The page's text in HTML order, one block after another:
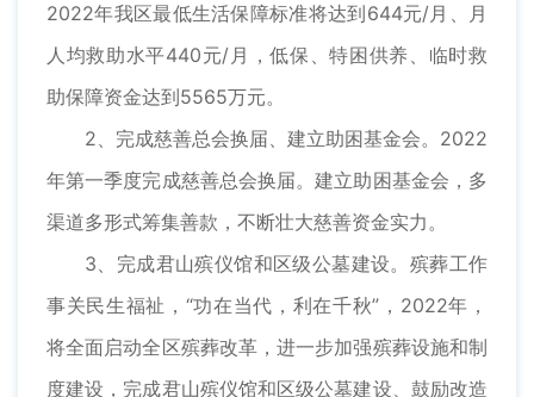
2022年我区最低生活保障标准将达到644元/月、月
人均救助水平440元/月，低保、特困供养、临时救
助保障资金达到5565万元。
2、完成慈善总会换届、建立助困基金会。2022
年第一季度完成慈善总会换届。建立助困基金会，多
渠道多形式筹集善款，不断壮大慈善资金实力。
3、完成君山殡仪馆和区级公墓建设。殡葬工作
事关民生福祉，“功在当代，利在千秋”，2022年，
将全面启动全区殡葬改革，进一步加强殡葬设施和制
度建设，完成君山殡仪馆和区级公墓建设、鼓励改造